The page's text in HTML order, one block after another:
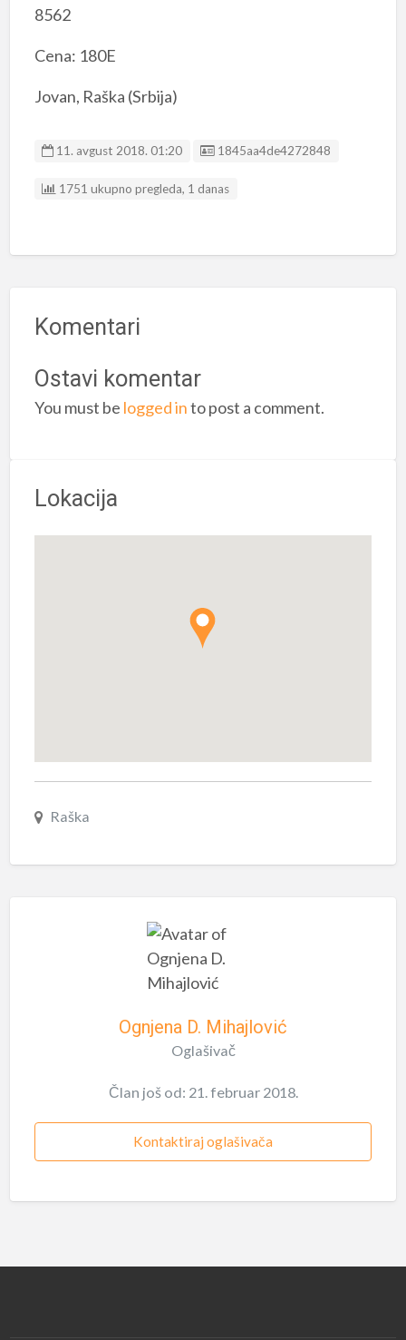
8562
Cena: 180E
Jovan, Raška (Srbija)
11. avgust 2018. 01:20 Listing ID
1845aa4de4272848
1751 ukupno pregleda, 1 danas
Komentari
Ostavi komentar
You must be logged into post a comment.
Lokacija
Raška
Ognjena D. Mihajlović
Oglašivač
Član još od: 21. februar 2018.
Kontaktiraj oglašivača